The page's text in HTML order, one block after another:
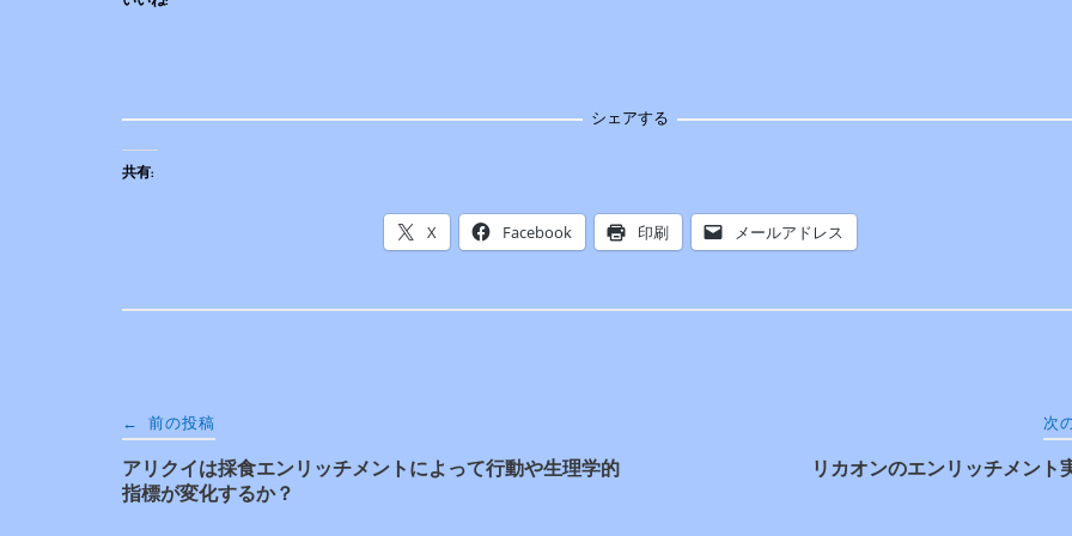
シェアする
共有:
X Facebook 印刷 メールアドレス
投
稿
← 前の投稿
アリクイは採食エンリッチメントによって行動や生理学的
指標が変化するか？
次
リカオンのエンリッチメント